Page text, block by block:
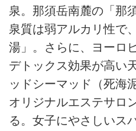
泉。那須岳南麓の「那
泉質は弱アルカリ性で
湯」。さらに、ヨーロ
デトックス効果が高い
ッドシーマッド（死海
オリジナルエステサロ
る。女子にやさしいス